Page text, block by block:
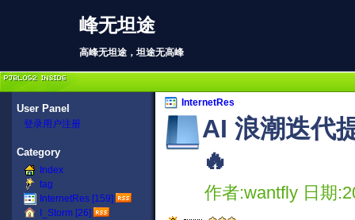
峰无坦途
高峰无坦途，坦途无高峰
InternetRes
AI 浪潮迭代
🔥
作者:wantfly 日期
User Panel
登录用户注册
Category
Index
tag
InternetRes [159]
I_Storm [26]